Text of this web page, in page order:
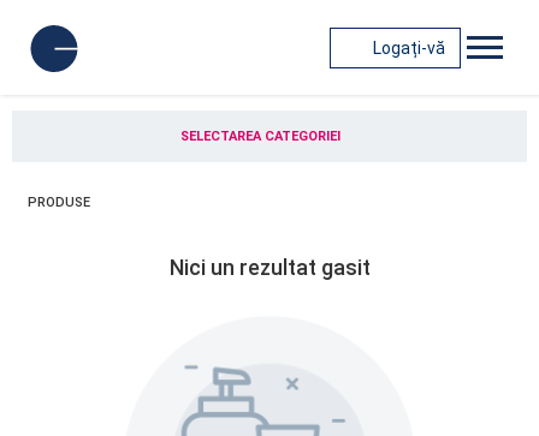
Logați-vă
SELECTAREA CATEGORIEI
PRODUSE
Nici un rezultat gasit